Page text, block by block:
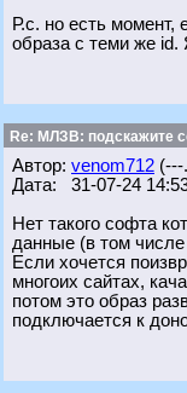
Р.с. но есть момент,
образа с теми же id.
Re: МЛЗВ: подскажите
Автор: venom712
Дата: 31-07-24
Нет такого софта
данные (в том
Если хочется
многоих сайтах,
потом это образ
подключается к